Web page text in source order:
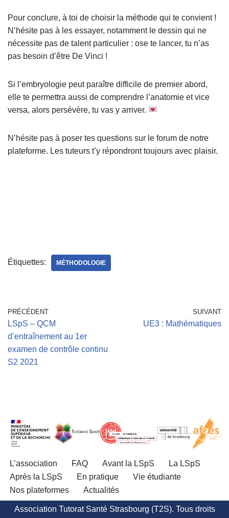
Pour conclure, à toi de choisir la méthode qui te convient !
N’hésite pas à les essayer, notamment le dessin qui ne
nécessite pas de talent particulier : ose te lancer, tu n’as
pas besoin d’être De Vinci !
Si l’embryologie peut paraître difficile de premier abord,
elle te permettra aussi de comprendre l’anatomie et vice
versa, alors persévère, tu vas y arriver.
N’hésite pas à poser tes questions sur le forum de notre
plateforme. Les tuteurs t’y répondront toujours avec plaisir.
Étiquettes: MÉTHODOLOGIE
PRÉCÉDENT
LSpS – QCM
d’entraînement au 1er
examen de contrôle continu
S2 2021
SUIVANT
UE3 : Mathématiques
L’association FAQ Avant la LSpS
La LSpS
Après la LSpS
En pratique
Vie étudiante
Nos plateformes
Actualités
Association Tutorat Santé Strasbourg (T2S). Tous droits